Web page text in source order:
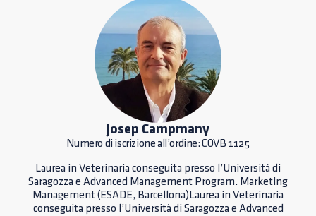
Josep Campmany
Numero di iscrizione all’ordine: COVB 1125
Laurea in Veterinaria conseguita presso l’Università di
Saragozza e Advanced Management Program. Marketing
Management (ESADE, Barcellona)Laurea in Veterinaria
conseguita presso l’Università di Saragozza e Advanced